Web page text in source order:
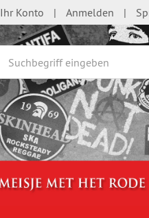
Ihr Konto Anmelden